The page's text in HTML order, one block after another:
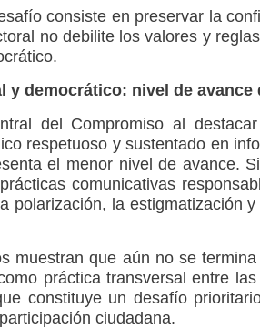
consiste en preservar la
no debilite los valores y
y democrático: nivel de avance
del Compromiso al
respetuoso y sustentado en
el menor nivel de avance.
comunicativas
polarización, la estigmatización
muestran que aún no se
práctica transversal entre
constituye un desafío
ciudadana.